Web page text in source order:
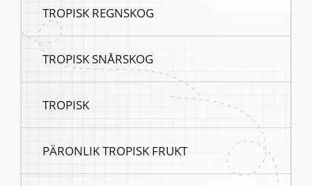
TROPISK REGNSKOG
TROPISK SNÅRSKOG
TROPISK
PÄRONLIK TROPISK FRUKT